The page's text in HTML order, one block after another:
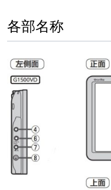
各部名称